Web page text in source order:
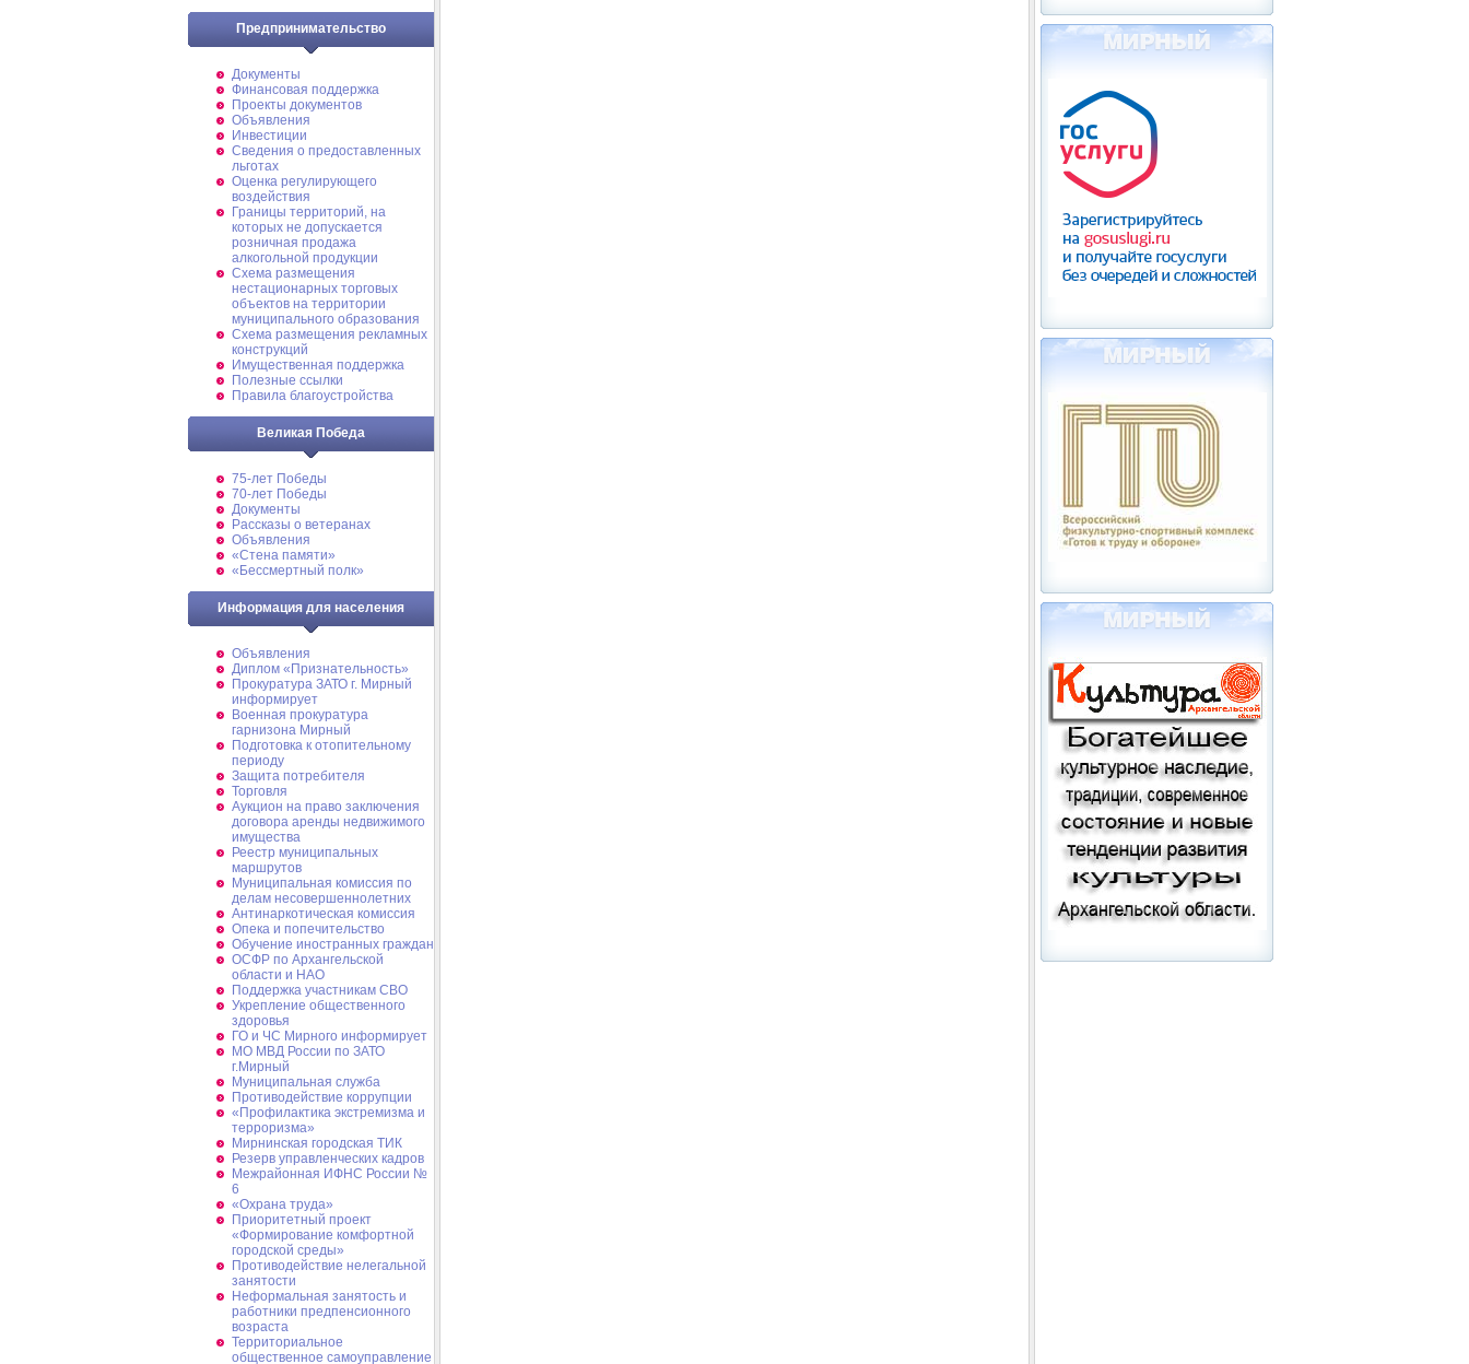
Предпринимательство
Документы
Финансовая поддержка
Проекты документов
Объявления
Инвестиции
Сведения о предоставленных
льготах
Оценка регулирующего
воздействия
Границы территорий, на
которых не допускается
розничная продажа
алкогольной продукции
Схема размещения
нестационарных торговых
объектов на территории
муниципального образования
Схема размещения рекламных
конструкций
Имущественная поддержка
Полезные ссылки
Правила благоустройства
Великая Победа
75-лет Победы
70-лет Победы
Документы
Рассказы о ветеранах
Объявления
«Стена памяти»
«Бессмертный полк»
Информация для населения
Объявления
Диплом «Признательность»
Прокуратура ЗАТО г. Мирный
информирует
Военная прокуратура
гарнизона Мирный
Подготовка к отопительному
периоду
Защита потребителя
Торговля
Аукцион на право заключения
договора аренды недвижимого
имущества
Реестр муниципальных
маршрутов
Муниципальная комиссия по
делам несовершеннолетних
Антинаркотическая комиссия
Опека и попечительство
Обучение иностранных граждан
ОСФР по Архангельской
области и НАО
Поддержка участникам СВО
Укрепление общественного
здоровья
ГО и ЧС Мирного информирует
МО МВД России по ЗАТО
г.Мирный
Муниципальная cлужба
Противодействие коррупции
«Профилактика экстремизма и
терроризма»
Мирнинская городская ТИК
Резерв управленческих кадров
Межрайонная ИФНС России №
6
«Охрана труда»
Приоритетный проект
«Формирование комфортной
городской среды»
Противодействие нелегальной
занятости
Неформальная занятость и
работники предпенсионного
возраста
Территориальное
общественное самоуправление